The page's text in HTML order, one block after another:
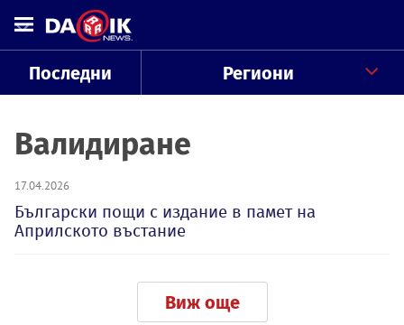
Последни Региони
Валидиране
17.04.2026
Български пощи с издание в памет на
Априлското въстание
Виж още